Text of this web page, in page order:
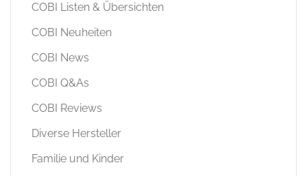
COBI Listen & Übersichten
COBI Neuheiten
COBI News
COBI Q&As
COBI Reviews
Diverse Hersteller
Familie und Kinder